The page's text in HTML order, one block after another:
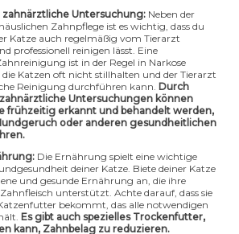
Untersuchung: Neben der
Zahnpflege ist es wichtig, dass du
Katze auch regelmäßig vom Tierarzt
professionell reinigen lässt. Eine
ist in der Regel in Narkose
die Katzen oft nicht stillhalten und der Tierarzt
Reinigung durchführen kann. Durch
Untersuchungen können
frühzeitig erkannt und behandelt werden,
oder anderen gesundheitlichen
Die Ernährung spielt eine wichtige
deiner Katze. Biete deiner Katze
und gesunde Ernährung an, die ihre
unterstützt. Achte darauf, dass sie
bekommt, das alle notwendigen
Es gibt auch spezielles Trockenfutter,
kann, Zahnbelag zu reduzieren.